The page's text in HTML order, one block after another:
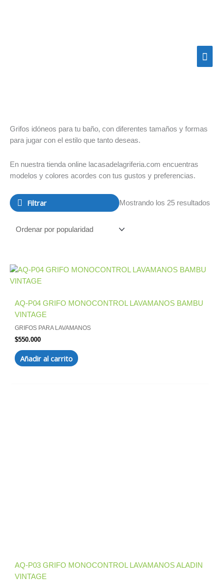
Grifos idóneos para tu baño, con diferentes tamaños y formas
para jugar con el estilo que tanto deseas.
En nuestra tienda online lacasadelagriferia.com encuentras
modelos y colores acordes con tus gustos y preferencias.
Filtrar Mostrando los 25 resultados
AQ-P04 GRIFO MONOCONTROL LAVAMANOS BAMBU
VINTAGE
GRIFOS PARA LAVAMANOS
$550.000
Añadir al carrito
AQ-P03 GRIFO MONOCONTROL LAVAMANOS ALADIN
VINTAGE